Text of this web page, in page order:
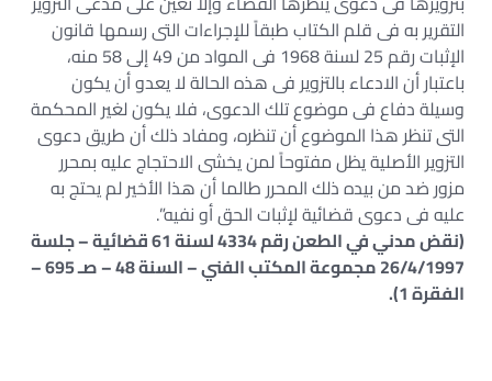
التقرير به فى قلم الكتاب طبقاً للإجراءات التى رسمها قانون
الإثبات رقم 25 لسنة 1968 فى المواد من 49 إلى 58 منه،
باعتبار أن الادعاء بالتزوير فى هذه الحالة لا يعدو أن يكون
وسيلة دفاع فى موضوع تلك الدعوى، فلا يكون لغير المحكمة
التى تنظر هذا الموضوع أن تنظره، ومفاد ذلك أن طريق دعوى
التزوير الأصلية يظل مفتوحاً لمن يخشى الاحتجاج عليه بمحرر
مزور ضد من بيده ذلك المحرر طالما أن هذا الأخير لم يحتج به
عليه فى دعوى قضائية لإثبات الحق أو نفيه”.
(نقض مدني في الطعن رقم 4334 لسنة 61 قضائية – جلسة
26/4/1997 مجموعة المكتب الفني – السنة 48 – صـ 695 –
الفقرة 1).